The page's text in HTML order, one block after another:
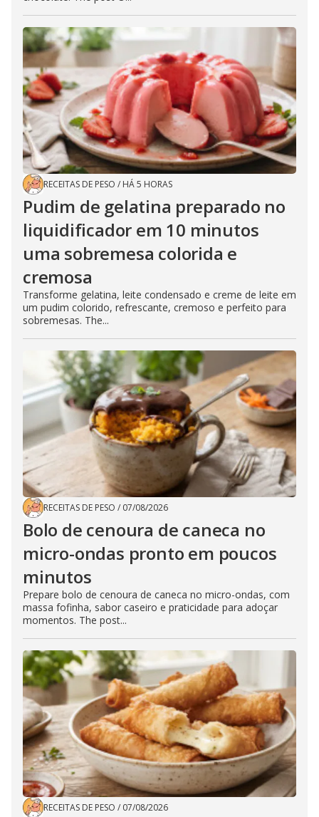
RECEITAS DE PESO / HÁ 5 HORAS
Pudim de gelatina preparado no
liquidificador em 10 minutos
uma sobremesa colorida e
cremosa
Transforme gelatina, leite condensado e creme de leite em
um pudim colorido, refrescante, cremoso e perfeito para
sobremesas. The...
RECEITAS DE PESO / 07/08/2026
Bolo de cenoura de caneca no
micro-ondas pronto em poucos
minutos
Prepare bolo de cenoura de caneca no micro-ondas, com
massa fofinha, sabor caseiro e praticidade para adoçar
momentos. The post...
RECEITAS DE PESO / 07/08/2026